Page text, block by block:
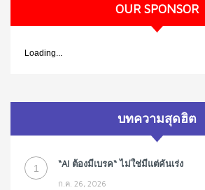
OUR SPONSOR
Loading...
บทความสุดฮิต
1 “AI ต้องมีเบรค“ ไม่ใช่มีแต่คันเร่ง
ก.ค. 26, 2026